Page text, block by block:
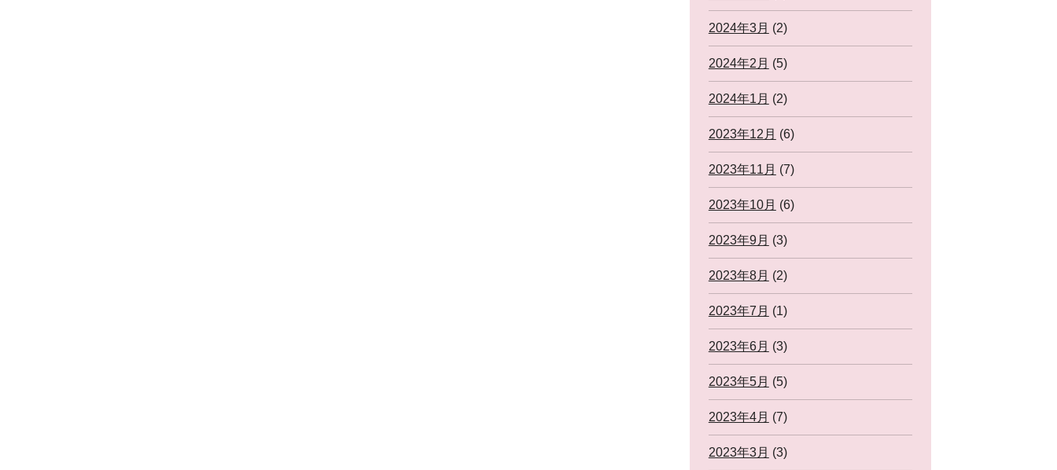
2024年3月 (2)
2024年2月 (5)
2024年1月 (2)
2023年12月 (6)
2023年11月 (7)
2023年10月 (6)
2023年9月 (3)
2023年8月 (2)
2023年7月 (1)
2023年6月 (3)
2023年5月 (5)
2023年4月 (7)
2023年3月 (3)